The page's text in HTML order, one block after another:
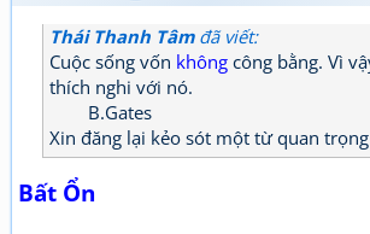
Thái Thanh Tâmđã viết:
Cuộc sống vốn không công bằng. Vì
thích nghi với nó.
B.Gates
Xin đăng lại kẻo sót một từ quan
Bất Ổn